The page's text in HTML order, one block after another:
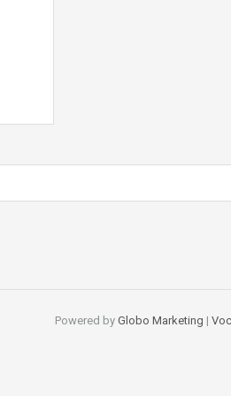
Powered by Globo Marketing |